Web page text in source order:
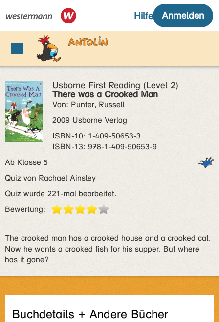
Usborne First Reading (Level 2)
There was a Crooked Man
Von: Punter, Russell
2009 Usborne Verlag
ISBN‑10: 1-409-50653-3
ISBN‑13: 978-1-409-50653-9
Ab Klasse 5
Quiz von Rachael Ainsley
Quiz wurde 221-mal bearbeitet.
Bewertung:
The crooked man has a crooked house and a crooked cat.
Now he wants a crooked fish for his supper. But where
has it gone?
Buchdetails + Andere Bücher